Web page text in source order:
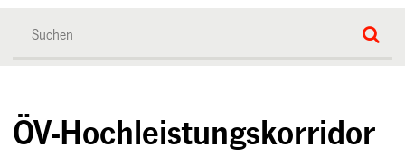
ÖV-Hochleistungskorridor